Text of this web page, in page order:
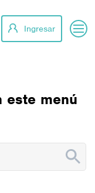
Ingresar
este menú